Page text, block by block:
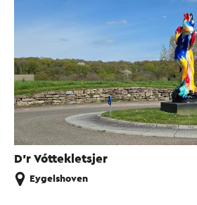
D'r Vóttekletsjer
Eygelshoven